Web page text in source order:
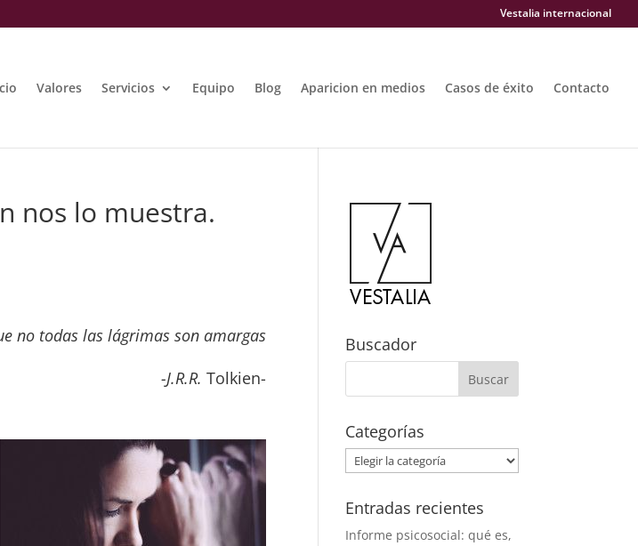
Vestalia internacional
Valores Servicios Equipo Blog Aparicion en medios Casos de éxito Contacto
nos lo muestra.
no todas las lágrimas son amargas
-J.R.R. Tolkien-
Buscador
Categorías
Categorías
Entradas recientes
Informe psicosocial: qué es,